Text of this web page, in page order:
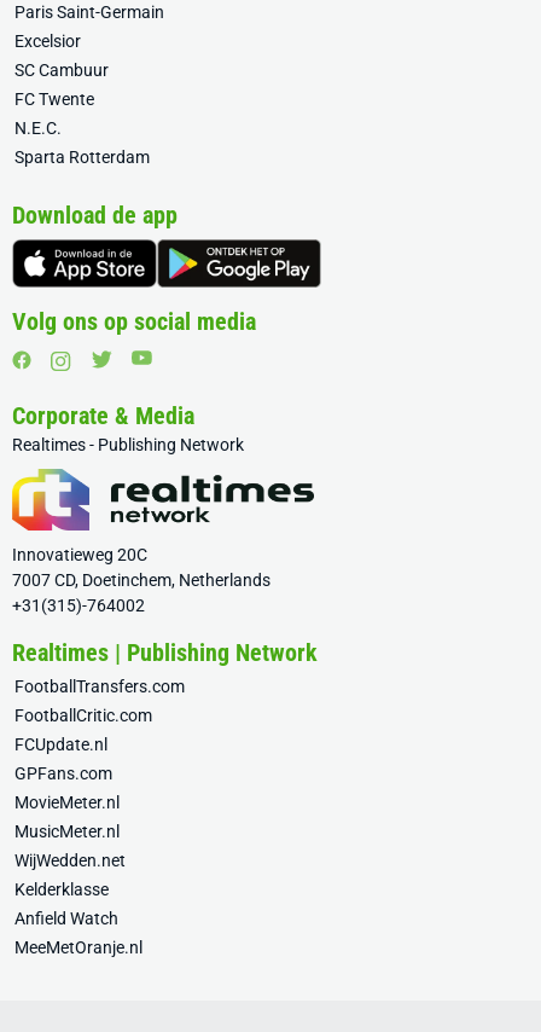
Paris Saint-Germain
Excelsior
SC Cambuur
FC Twente
N.E.C.
Sparta Rotterdam
Download de app
Volg ons op social media
Corporate & Media
Realtimes - Publishing Network
Innovatieweg 20C
7007 CD, Doetinchem, Netherlands
+31(315)-764002
Realtimes | Publishing Network
FootballTransfers.com
FootballCritic.com
FCUpdate.nl
GPFans.com
MovieMeter.nl
MusicMeter.nl
WijWedden.net
Kelderklasse
Anfield Watch
MeeMetOranje.nl